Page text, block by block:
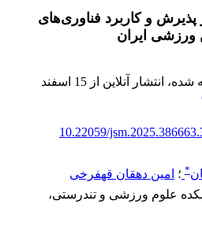
و کاربرد فناوری‌های
ورزشی ایران
، پذیرفته شده، انتشار آنلاین از 15 اسفند
10.22059/
* ؛ امین دهقان قهفرخی
علوم ورزشی و تندرستی،